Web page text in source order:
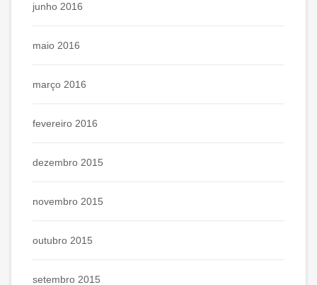
junho 2016
maio 2016
março 2016
fevereiro 2016
dezembro 2015
novembro 2015
outubro 2015
setembro 2015